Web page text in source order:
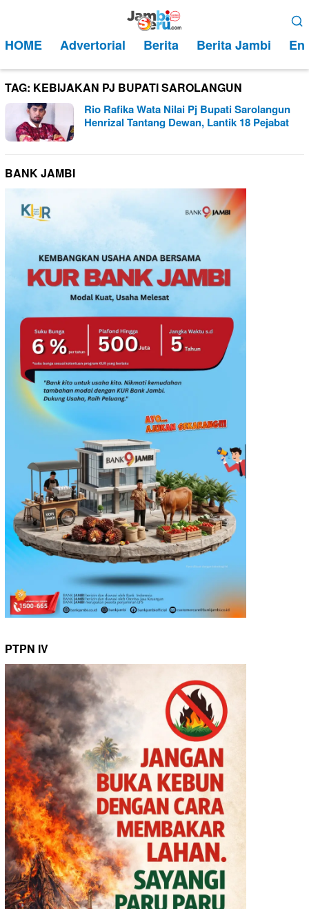
kontenMobile
HOME Advertorial Berita Berita Jambi
TAG: KEBIJAKAN PJ BUPATI SAROLANGUN
Rio Rafika Wata Nilai Pj Bupati Sarolangun
Henrizal Tantang Dewan, Lantik 18 Pejabat
BANK JAMBI
PTPN IV